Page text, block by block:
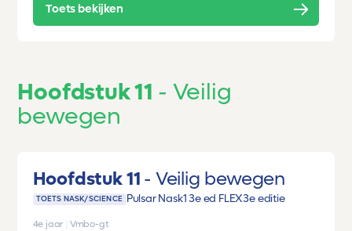
Toets bekijken
Hoofdstuk 11
Veilig
bewegen
Hoofdstuk 11 Veilig bewegen
TOETS NASK/SCIENCE Pulsar Nask1 3e ed FLEX3e editie
4e jaar Vmbo-gt